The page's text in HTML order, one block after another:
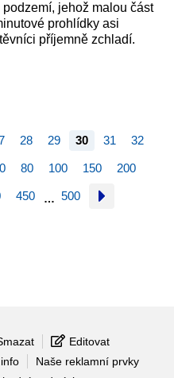
jehož malou část
prohlídky asi
příjemně zchladí.
28 29 30 31 32
80 100 150 200
450 … 500
Editovat
Naše reklamní prvky